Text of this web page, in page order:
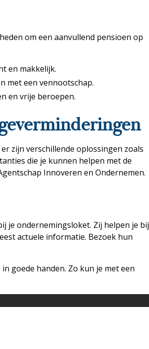
om een aanvullend pensioen op
en makkelijk.
met een vennootschap.
en vrije beroepen.
zijn verschillende oplossingen zoals
die je kunnen helpen met de
Innoveren en Ondernemen.
je ondernemingsloket. Zij helpen je bij
actuele informatie. Bezoek hun
goede handen. Zo kun je met een